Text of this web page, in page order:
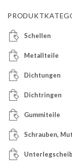
Schellen
Metallteile
Dichtungen
Dichtringen
Gummiteile
Schrauben,